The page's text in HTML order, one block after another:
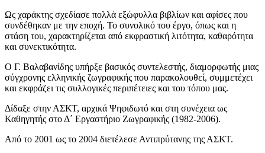
Ως χαράκτης σχεδίασε πολλά εξώφυλλα βιβλίων και αφίσες που
συνδέθηκαν με την εποχή. Το συνολικό του έργο, όπως και η
στάση του, χαρακτηρίζεται από εκφραστική λιτότητα, καθαρότητα
και συνεκτικότητα.
Ο Γ. Βαλαβανίδης υπήρξε βασικός συντελεστής, διαμορφωτής μιας
σύγχρονης ελληνικής ζωγραφικής που παρακολουθεί, συμμετέχει
και εκφράζει τις συλλογικές περιπέτειες και του τόπου μας.
Δίδαξε στην ΑΣΚΤ, αρχικά Ψηφιδωτό και στη συνέχεια ως
Καθηγητής στο Δ΄ Εργαστήριο Ζωγραφικής (1982-2006).
Από το 2001 ως το 2004 διετέλεσε Αντιπρύτανης της ΑΣΚΤ.